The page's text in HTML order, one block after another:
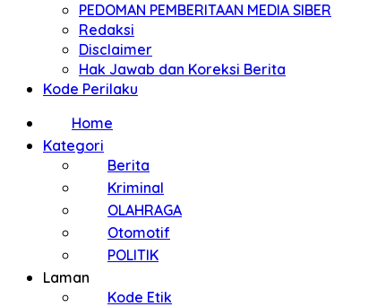
PEDOMAN PEMBERITAAN MEDIA SIBER
Redaksi
Disclaimer
Hak Jawab dan Koreksi Berita
Kode Perilaku
Home
Kategori
Berita
Kriminal
OLAHRAGA
Otomotif
POLITIK
Laman
Kode Etik